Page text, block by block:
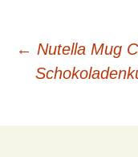
← Nutella Mug